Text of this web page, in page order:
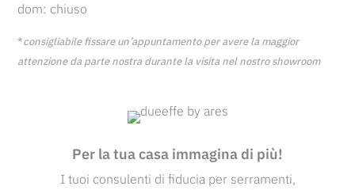
dom: chiuso
*consigliabile fissare un’appuntamento per averela maggior
attenzione da parte nostra durante la visita nel nostro showroom
Per la tua casa immagina di più!
I tuoi consulenti di fiducia per serramenti,